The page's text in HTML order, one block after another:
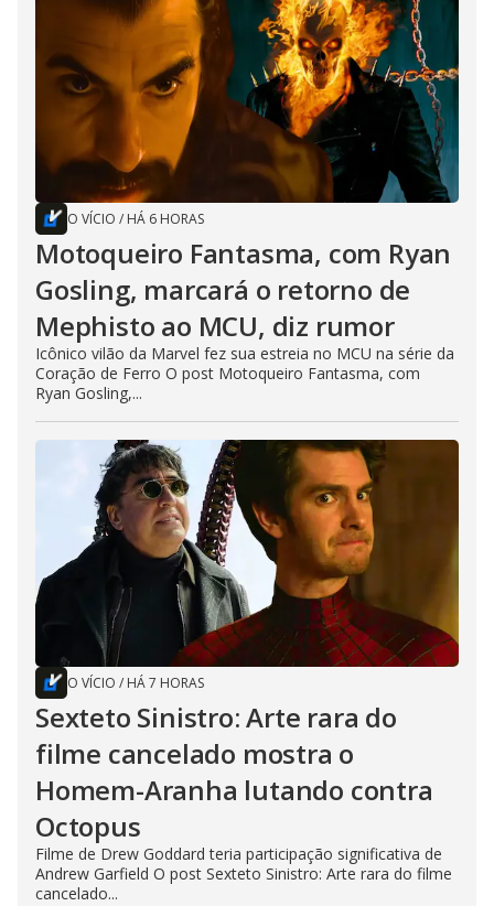
O VÍCIO / HÁ 6 HORAS
Motoqueiro Fantasma, com Ryan
Gosling, marcará o retorno de
Mephisto ao MCU, diz rumor
Icônico vilão da Marvel fez sua estreia no MCU na série da
Coração de Ferro O post Motoqueiro Fantasma, com
Ryan Gosling,...
O VÍCIO / HÁ 7 HORAS
Sexteto Sinistro: Arte rara do
filme cancelado mostra o
Homem-Aranha lutando contra
Octopus
Filme de Drew Goddard teria participação significativa de
Andrew Garfield O post Sexteto Sinistro: Arte rara do filme
cancelado...